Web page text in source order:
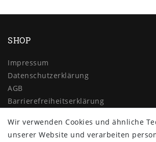
SHOP
Impressum
Daten­schutz­erklärung
AGB
Barrierefreiheitserklärung
Wir verwenden Cookies und ähnliche
unserer Website und verarbeiten